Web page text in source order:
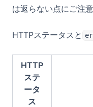
は返らない点にご注意
HTTPステータスと
HTTP
ステ
ータ
ス